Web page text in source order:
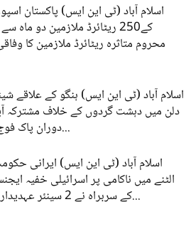
اسلام آباد (ٹی این ایس) پاکستان
کے250 ریٹائرڈ ملازمین دو
محروم متاثرہ ریٹائرڈ ملازمین کا
اسلام آباد (ٹی این ایس) ہنگو کے علاقے
دلن میں دہشت گردوں کے خلاف مشترکہ
دوران پاک فوج کے افسر...
اسلام آباد (ٹی این ایس) ایرانی
الٹنے میں ناکامی پر اسرائیلی خفیہ
کے سربراہ نے 2 سینئر عہدیداروں انٹیلی...